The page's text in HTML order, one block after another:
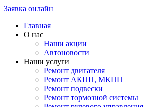
Заявка онлайн
Главная
О нас
Наши акции
Автоновости
Наши услуги
Ремонт двигателя
Ремонт АКПП, МКПП
Ремонт подвески
Ремонт тормозной системы